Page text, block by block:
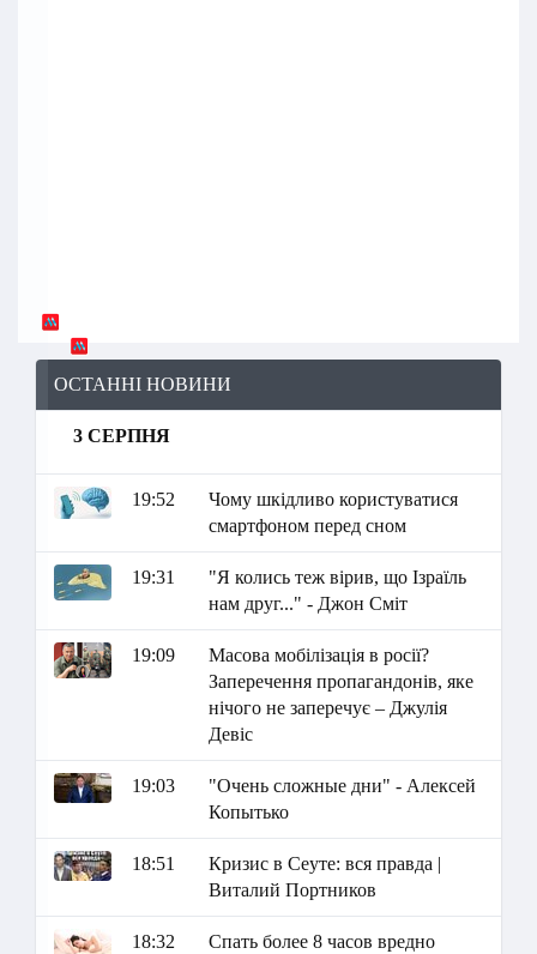
ОСТАННІ НОВИНИ
3 СЕРПНЯ
19:52
Чому шкідливо користуватися
смартфоном перед сном
19:31
"Я колись теж вірив, що Ізраїль
нам друг..." - Джон Сміт
19:09
Масова мобілізація в росії?
Заперечення пропагандонів, яке
нічого не заперечує – Джулія
Девіс
19:03
"Очень сложные дни" - Алексей
Копытько
18:51
Кризис в Сеуте: вся правда |
Виталий Портников
18:32 Спать более 8 часов вредно